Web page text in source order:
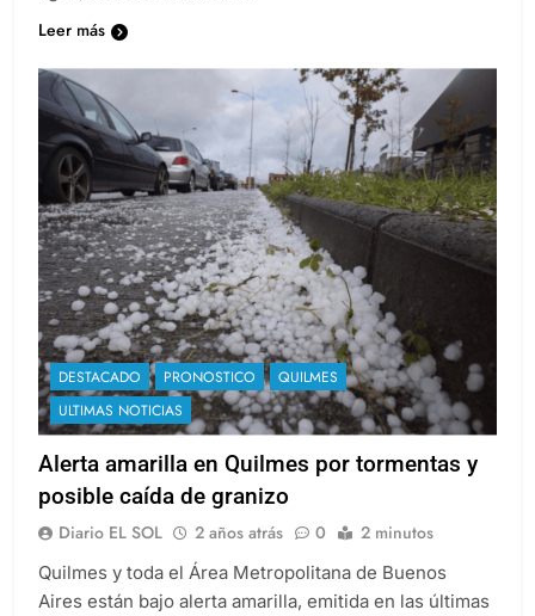
Leer más
DESTACADO PRONOSTICO
QUILMES
ULTIMAS NOTICIAS
Alerta amarilla en Quilmes por tormentas y
posible caída de granizo
Diario EL SOL 2 años atrás 0 2 minutos
Quilmes y toda el Área Metropolitana de Buenos
Aires están bajo alerta amarilla, emitida en las últimas